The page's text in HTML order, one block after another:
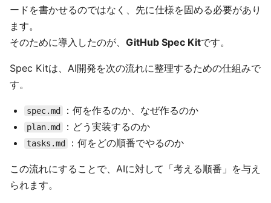
ードを書かせるのではなく、先に仕様を固める必要があり
ます。
そのために導入したのが、 GitHub Spec Kitです。
Spec Kitは、AI開発を次の流れに整理するための仕組みで
す。
spec.md ：何を作るのか、なぜ作るのか
plan.md ：どう実装するのか
tasks.md ：何をどの順番でやるのか
この流れにすることで、AIに対して「考える順番」を与え
られます。